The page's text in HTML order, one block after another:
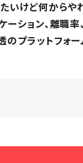
いけど何から
ーション、離職
のプラットフォ